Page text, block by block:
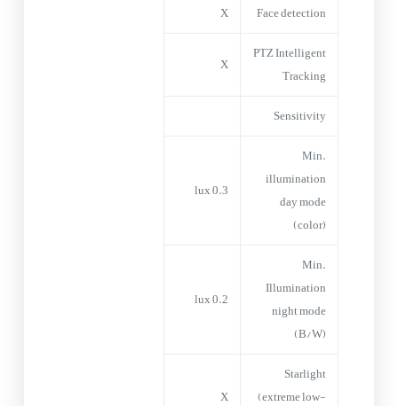
Face detection
X
PTZ Intelligent
Tracking
X
Sensitivity
Min.
illumination
day mode
(color)
0.3 lux
Min.
Illumination
night mode
(B/W)
0.2 lux
Starlight
(extreme low-
X